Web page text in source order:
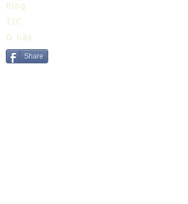
Blog
TIC
O nás
Share